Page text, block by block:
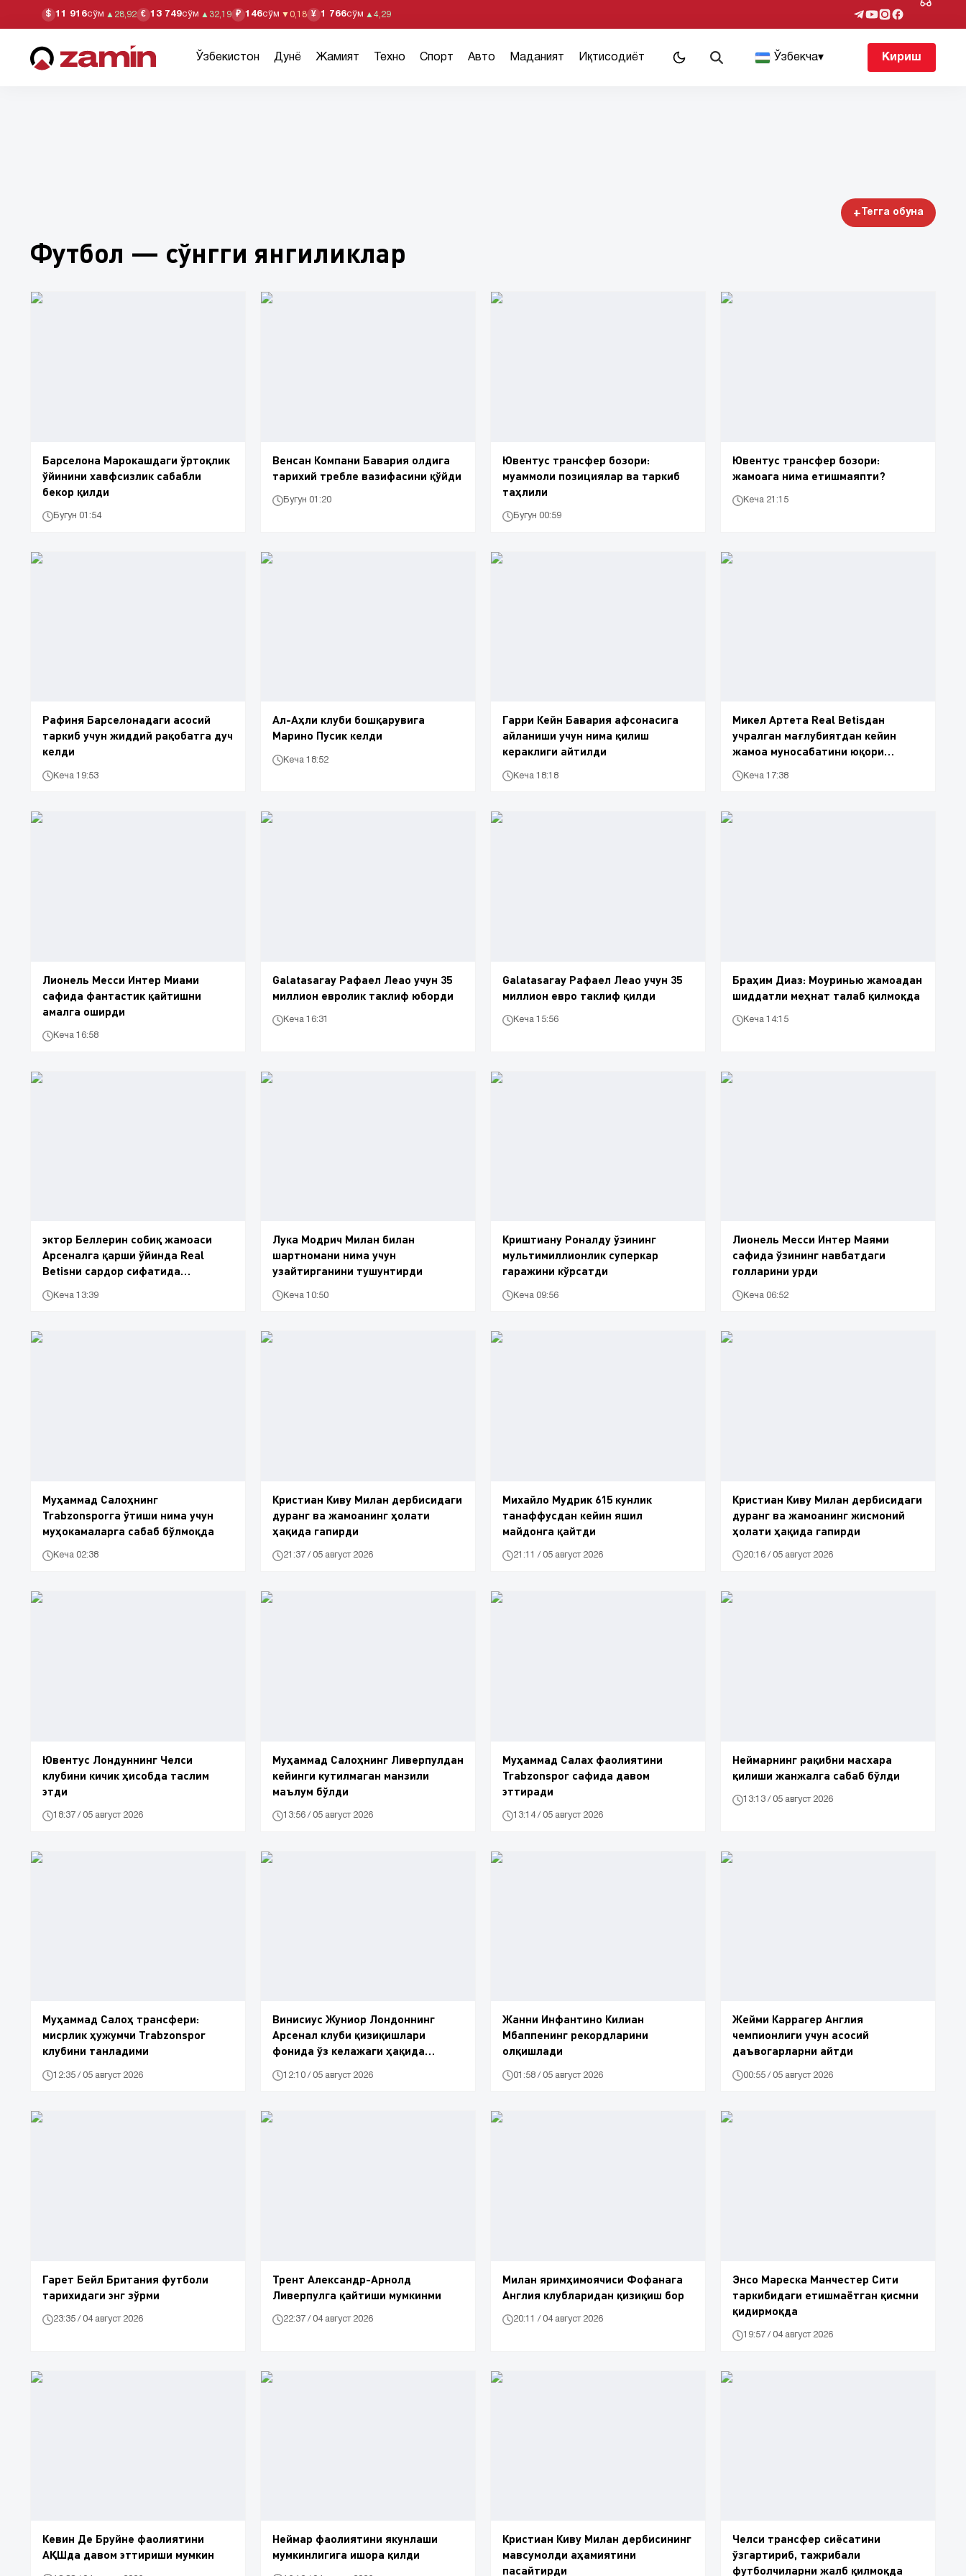
$ 11 916сўм ▲ 28,92 € 13 749сўм ▲ 32,19 ₽ 146сўм ▼ 0,18 ¥ 1 766сўм ▲ 4,29
Ўзбекистон Дунё Жамият Техно Спорт Авто Маданият Иқтисодиёт Ўзбекча▾ Кириш
+ Тегга обуна
Футбол — сўнгги янгиликлар
Барселона Марокашдаги ўртоқлик
ўйинини хавфсизлик сабабли
бекор қилди
Бугун 01:54
Венсан Компани Бавария олдига
тарихий требле вазифасини қўйди
Бугун 01:20
Ювентус трансфер бозори:
муаммоли позициялар ва таркиб
таҳлили
Бугун 00:59
Ювентус трансфер бозори:
жамоага нима етишмаяпти?
Кеча 21:15
Рафиня Барселонадаги асосий
таркиб учун жиддий рақобатга дуч
келди
Кеча 19:53
Ал-Аҳли клуби бошқарувига
Марино Пусик келди
Кеча 18:52
Гарри Кейн Бавария афсонасига
айланиши учун нима қилиш
кераклиги айтилди
Кеча 18:18
Микел Артета Real Betisдан
учралган мағлубиятдан кейин
жамоа муносабатини юқори
Кеча 17:38
Лионель Месси Интер Миами
сафида фантастик қайтишни
амалга оширди
Кеча 16:58
Galatasaray Рафаел Леао учун 35
миллион евролик таклиф юборди
Кеча 16:31
Galatasaray Рафаел Леао учун 35
миллион евро таклиф қилди
Кеча 15:56
Браҳим Диаз: Моуринью жамоадан
шиддатли меҳнат талаб қилмоқда
Кеча 14:15
эктор Беллерин собиқ жамоаси
Арсеналга қарши ўйинда Real
Betisни сардор сифатида
Кеча 13:39
Лука Модрич Милан билан
шартномани нима учун
узайтирганини тушунтирди
Кеча 10:50
Криштиану Роналду ўзининг
мультимиллионлик суперкар
гаражини кўрсатди
Кеча 09:56
Лионель Месси Интер Маями
сафида ўзининг навбатдаги
голларини урди
Кеча 06:52
Муҳаммад Салоҳнинг
Trabzonsporга ўтиши нима учун
муҳокамаларга сабаб бўлмоқда
Кеча 02:38
Кристиан Киву Милан дербисидаги
дуранг ва жамоанинг ҳолати
ҳақида гапирди
21:37 / 05 август 2026
Михайло Мудрик 615 кунлик
танаффусдан кейин яшил
майдонга қайтди
21:11 / 05 август 2026
Кристиан Киву Милан дербисидаги
дуранг ва жамоанинг жисмоний
ҳолати ҳақида гапирди
20:16 / 05 август 2026
Ювентус Лондуннинг Челси
клубини кичик ҳисобда таслим
этди
18:37 / 05 август 2026
Муҳаммад Салоҳнинг Ливерпулдан
кейинги кутилмаган манзили
маълум бўлди
13:56 / 05 август 2026
Муҳаммад Салах фаолиятини
Trabzonspor сафида давом
эттиради
13:14 / 05 август 2026
Неймарнинг рақибни масхара
қилиши жанжалга сабаб бўлди
13:13 / 05 август 2026
Муҳаммад Салоҳ трансфери:
мисрлик ҳужумчи Trabzonspor
клубини танладими
12:35 / 05 август 2026
Винисиус Жуниор Лондоннинг
Арсенал клуби қизиқишлари
фонида ўз келажаги ҳақида
12:10 / 05 август 2026
Жанни Инфантино Килиан
Мбаппенинг рекордларини
олқишлади
01:58 / 05 август 2026
Жейми Каррагер Англия
чемпионлиги учун асосий
даъвогарларни айтди
00:55 / 05 август 2026
Гарет Бейл Британия футболи
тарихидаги энг зўрми
23:35 / 04 август 2026
Трент Александр-Арнолд
Ливерпулга қайтиши мумкинми
22:37 / 04 август 2026
Милан яримҳимоячиси Фофанага
Англия клубларидан қизиқиш бор
20:11 / 04 август 2026
Энсо Мареска Манчестер Сити
таркибидаги етишмаётган қисмни
қидирмоқда
19:57 / 04 август 2026
Кевин Де Бруйне фаолиятини
АҚШда давом эттириши мумкин
Неймар фаолиятини якунлаши
мумкинлигига ишора қилди
Кристиан Киву Милан дербисининг
мавсумолди аҳамиятини
пасайтирди
Челси трансфер сиёсатини
ўзгартириб, тажрибали
футболчиларни жалб қилмоқда